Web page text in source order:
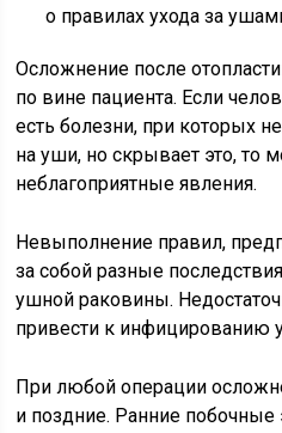
о правилах ухода за
Осложнение после
по вине пациента. Если
есть болезни, при которых
на уши, но скрывает это, то
неблагоприятные явления.
Невыполнение правил,
за собой разные
ушной раковины.
привести к инфицированию
При любой операции
и поздние. Ранние